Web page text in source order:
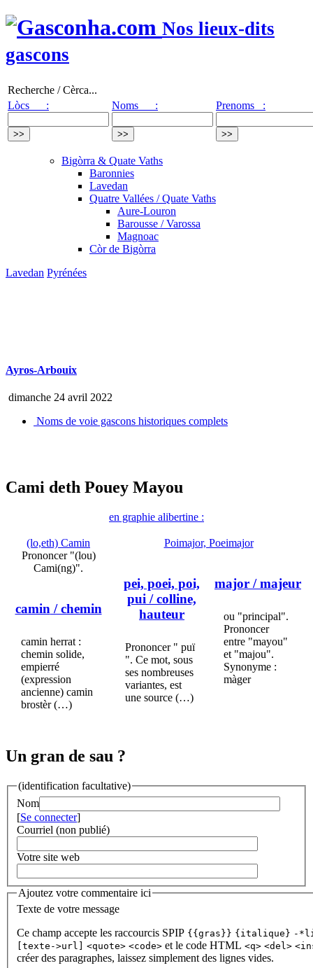
Nos lieux-dits
gascons
Recherche / Cèrca...
Lòcs :
Noms : Prenoms :
Bigòrra & Quate Vaths
Baronnies
Lavedan
Quatre Vallées / Quate Vaths
Aure-Louron
Barousse / Varossa
Magnoac
Còr de Bigòrra
Lavedan Pyrénées
Ayros-Arbouix
dimanche 24 avril 2022
Noms de voie gascons historiques complets
Cami deth Pouey Mayou
en graphie alibertine :
(lo,eth) Camin
Prononcer "(lou)
Cami(ng)".
camin / chemin
camin herrat :
chemin solide,
empierré
(expression
ancienne) camin
brostèr (…)
Poimajor, Poeimajor
pei, poei, poi,
pui / colline,
hauteur
Prononcer " puï
". Ce mot, sous
ses nombreuses
variantes, est
une source (…)
major / majeur
ou "principal".
Prononcer
entre "mayou"
et "majou".
Synonyme :
màger
Un gran de sau ?
(identification facultative)
Nom
[Se connecter]
Courriel (non publié)
Votre site web
Ajoutez votre commentaire ici
Texte de votre message
Ce champ accepte les raccourcis SPIP {{gras}} {italique} -
[texte->url]
<quote> <code> et le code HTML <q> <del>
créer des paragraphes, laissez simplement des lignes vides.